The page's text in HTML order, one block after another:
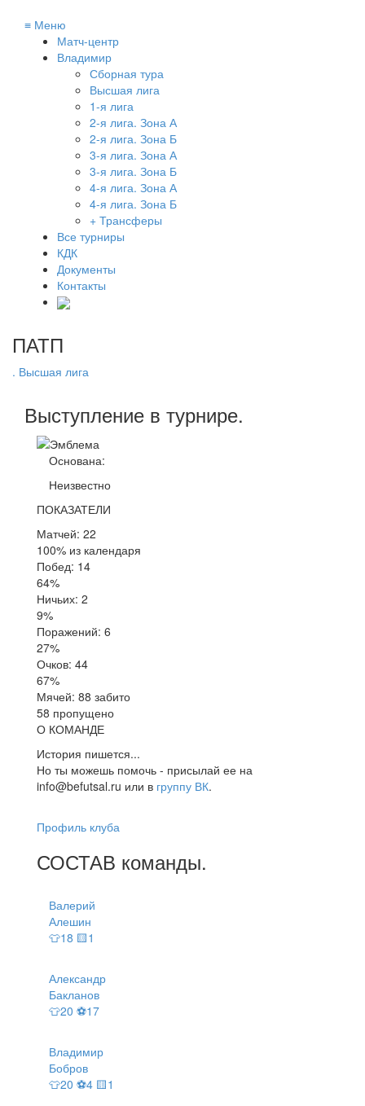
≡ Меню
Матч-центр
Владимир
Сборная тура
Высшая лига
1-я лига
2-я лига. Зона А
2-я лига. Зона Б
3-я лига. Зона А
3-я лига. Зона Б
4-я лига. Зона А
4-я лига. Зона Б
+ Трансферы
Все турниры
КДК
Документы
Контакты
ПАТП
. Высшая лига
Выступление в турнире.
Основана:
Неизвестно
ПОКАЗАТЕЛИ
Матчей: 22
100% из календаря
Побед: 14
64%
Ничьих: 2
9%
Поражений: 6
27%
Очков: 44
67%
Мячей: 88 забито
58 пропущено
О КОМАНДЕ
История пишется...
Но ты можешь помочь - присылай ее на
info@befutsal.ru или в группу ВК.
Профиль клуба
СОСТАВ команды.
Валерий
Алешин
👕18 🟨1
Александр
Бакланов
👕20 ⚽17
Владимир
Бобров
👕20 ⚽4 🟨1